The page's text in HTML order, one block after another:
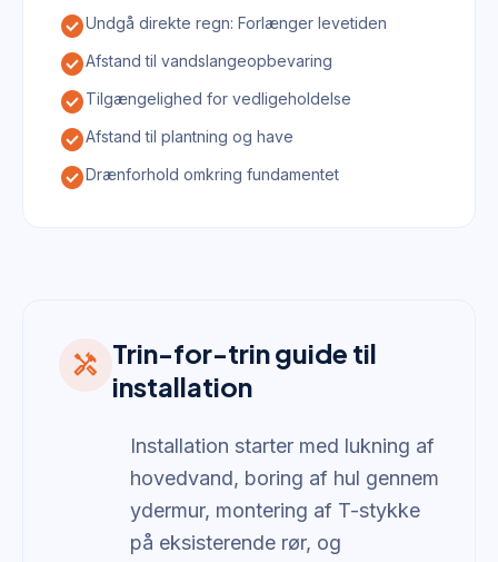
check_circleUndgå direkte regn: Forlænger levetiden
check_circleAfstand til vandslangeopbevaring
check_circleTilgængelighed for vedligeholdelse
check_circleAfstand til plantning og have
check_circleDrænforhold omkring fundamentet
handyman Trin-for-trin guide til
installation
Installation starter med lukning af
hovedvand, boring af hul gennem
ydermur, montering af T-stykke
på eksisterende rør, og